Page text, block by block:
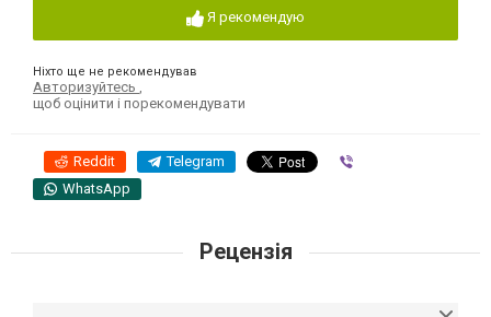
Я рекомендую
Ніхто ще не рекомендував
Авторизуйтесь
щоб оцінити і порекомендувати
Reddit Telegram
WhatsApp
Рецензія